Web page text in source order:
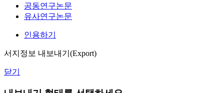
공동연구논문
유사연구논문
인용하기
서지정보 내보내기(Export)
닫기